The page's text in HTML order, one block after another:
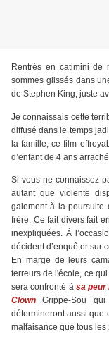
Rentrés en catimini de
sommes glissés dans
de Stephen King, juste
Je connaissais cette
diffusé dans le temps
la famille, ce film
d’enfant de 4 ans
Si vous ne connaissez
autant que violente
gaiement à la poursuite
frère. Ce fait divers fait
inexpliquées. À
décident d’enquêter sur
En marge de leurs
terreurs de l'école, ce
sera confronté à sa peur
ClownGrippe-Sou
détermineront aussi que
malfaisance que tous